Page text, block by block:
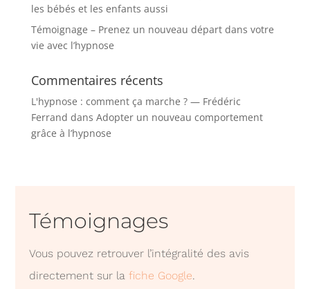
les bébés et les enfants aussi
Témoignage – Prenez un nouveau départ dans votre
vie avec l’hypnose
Commentaires récents
L'hypnose : comment ça marche ? — Frédéric
Ferrand dans Adopter un nouveau comportement
grâce à l’hypnose
Témoignages
Vous pouvez retrouver l’intégralité des avis
directement sur lafiche Google.